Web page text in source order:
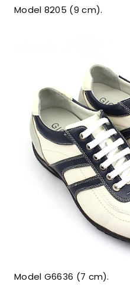
Model 8205 (9 cm).
Model G6636 (7 cm).